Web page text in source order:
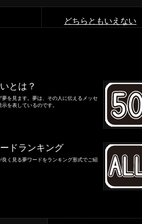
どちらともいえない
とは？
夢を見ます。夢は、その人に伝えるメッセ
示を表しているのです。
ドランキング
良く見る夢ワードをランキング形式でご紹